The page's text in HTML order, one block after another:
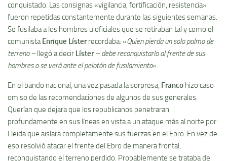
conquistado. Las consignas «vigilancia, fortificación, resistencia»
fueron repetidas constantemente durante las siguientes semanas.
Se fusilaba a los hombres u oficiales que se retiraban tal y como el
comunistaEnrique Lí­sterrecordaba: «Quien pierda un solo palmo de
terreno –llegó a decir Lí­ster– debe reconquistarlo al frente de sus
hombres o se verá ante el pelotón de fusilamiento«.
En el bando nacional, una vez pasada la sorpresa, Franco hizo caso
omiso de las recomendaciones de algunos de sus generales.
Querí­an que dejara que los republicanos penetraran
profundamente en sus lí­neas en vista a un ataque más al norte por
Lleida que aislara completamente sus fuerzas en el Ebro. En vez de
eso resolvió atacar el frente del Ebro de manera frontal,
reconquistando el terreno perdido. Probablemente se trataba de